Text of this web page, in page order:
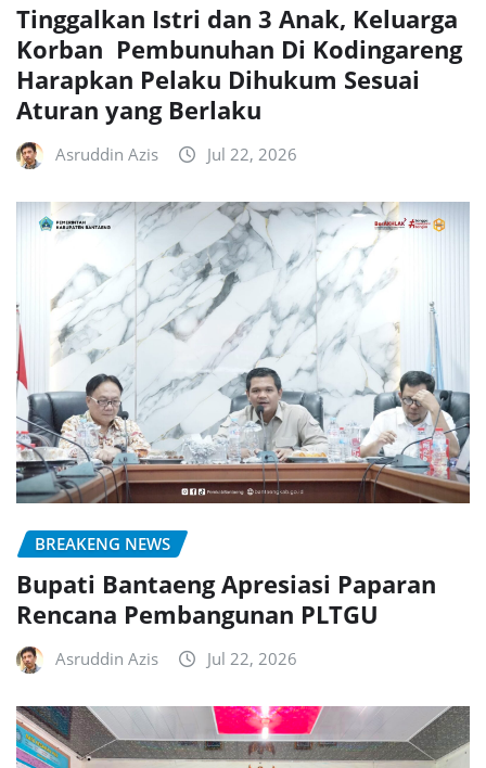
Tinggalkan Istri dan 3 Anak, Keluarga
Korban Pembunuhan Di Kodingareng
Harapkan Pelaku Dihukum Sesuai
Aturan yang Berlaku
Asruddin Azis Jul 22, 2026
BREAKENG NEWS
Bupati Bantaeng Apresiasi Paparan
Rencana Pembangunan PLTGU
Asruddin Azis Jul 22, 2026